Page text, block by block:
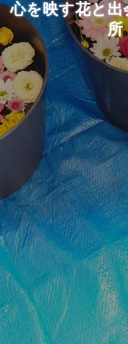
心を映す花と
所